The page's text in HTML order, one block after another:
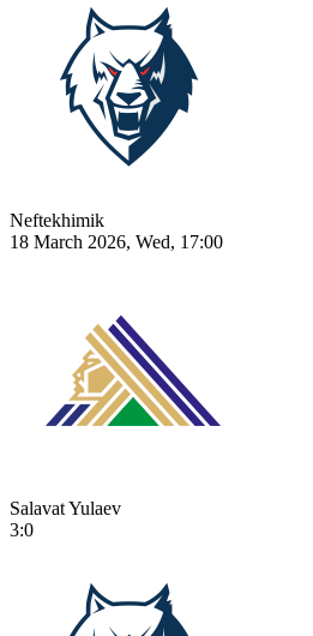
Neftekhimik
18 March 2026, Wed, 17:00
Salavat Yulaev
3:0